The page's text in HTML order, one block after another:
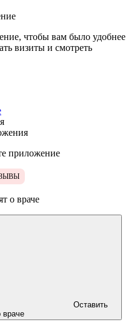
чтобы вам было удобнее
визиты и смотреть
приложение
о враче
Оставить
враче